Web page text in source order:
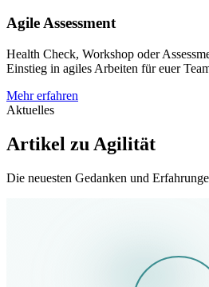
Agile Assessment
Health Check, Workshop oder
Einstieg in agiles Arbeiten für euer
Mehr erfahren
Aktuelles
Artikel zu Agilität
Die neuesten Gedanken und